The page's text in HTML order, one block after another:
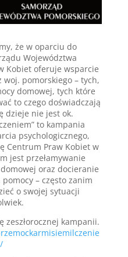
że w oparciu do
Województwa
Kobiet oferuje wsparcie
pomorskiego – tych,
domowej, tych które
to czego doświadczają
dzieje nie jest ok.
to kampania
psychologicznego,
Centrum Praw Kobiet w
jest przełamywanie
oraz docieranie
– często zanim
o swojej sytuacji
zeszłorocznej kampanii.